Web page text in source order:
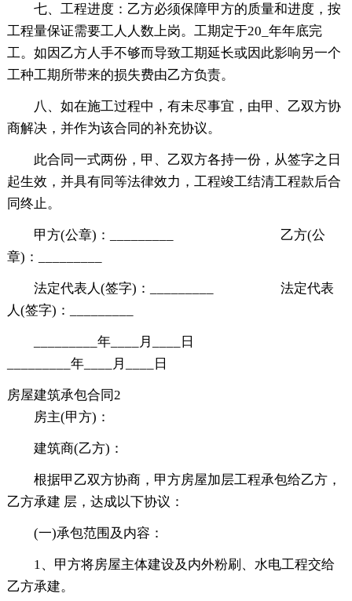
七、工程进度：乙方必须保障甲方的质量和进度，按
工程量保证需要工人人数上岗。工期定于20_年年底完
工。如因乙方人手不够而导致工期延长或因此影响另一个
工种工期所带来的损失费由乙方负责。
八、如在施工过程中，有未尽事宜，由甲、乙双方协
商解决，并作为该合同的补充协议。
此合同一式两份，甲、乙双方各持一份，从签字之日
起生效，并具有同等法律效力，工程竣工结清工程款后合
同终止。
甲方(公章)：_________ 乙方(公
章)：_________
法定代表人(签字)：_________ 法定代表
人(签字)：_________
_________年____月____日
_________年____月____日
房屋建筑承包合同2
房主(甲方)：
建筑商(乙方)：
根据甲乙双方协商，甲方房屋加层工程承包给乙方，
乙方承建 层，达成以下协议：
(一)承包范围及内容：
1、甲方将房屋主体建设及内外粉刷、水电工程交给
乙方承建。